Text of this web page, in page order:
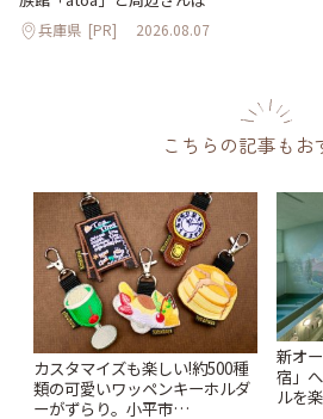
兵庫県 [PR] 2026.08.07
こちらの記事もお
カスタマイズも楽しい!約500種
類の可愛いワッペンキーホルダ
ーがずらり。小平市
新オ
宿」
ルを